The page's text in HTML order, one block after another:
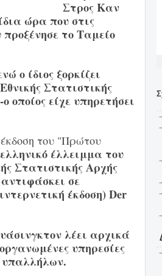
Στρος Καν
ώρα που στις
το Ταμείο
ο ίδιος ξορκίζει
Στατιστικής
οποίος είχε υπηρετήσει
έκδοση του "Πρώτου
έλλειμμα του
Στατιστικής Αρχής
σε
έκδοση) Der
λέει αρχικά
υπηρεσίες